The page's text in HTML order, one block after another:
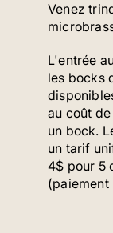
Venez
L'entrée
les bocks
au coût
un bock.
un tarif
4$ pour 5
(paiement